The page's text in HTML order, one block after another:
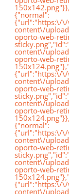
{"normal":
{"url":"https:\/\/
content\/
oporto-web-
content\/
oporto-web-
{"url":"https:\/\/
content\/
oporto-web-
content\/
oporto-web-
{"normal":
{"url":"https:\/\/
content\/
oporto-web-
content\/
oporto-web-
{"url":"https:\/\/
content\/
Inicio
Conócenos
Etapas educativas